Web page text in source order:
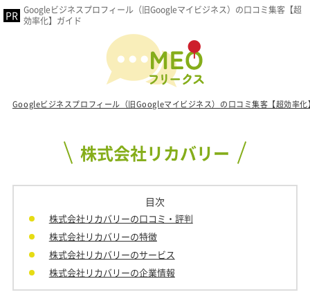
Googleビジネスプロフィール（旧Googleマイビジネス）の口コミ集客【超
効率化】ガイド
Googleビジネスプロフィール（旧Googleマイビジネス）の口コミ集客【超効率化
株式会社リカバリー
目次
株式会社リカバリーの口コミ・評判
株式会社リカバリーの特徴
株式会社リカバリーのサービス
株式会社リカバリーの企業情報